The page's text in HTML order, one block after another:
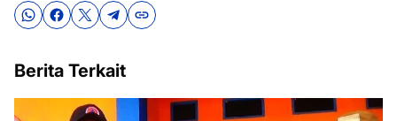
Berita Terkait